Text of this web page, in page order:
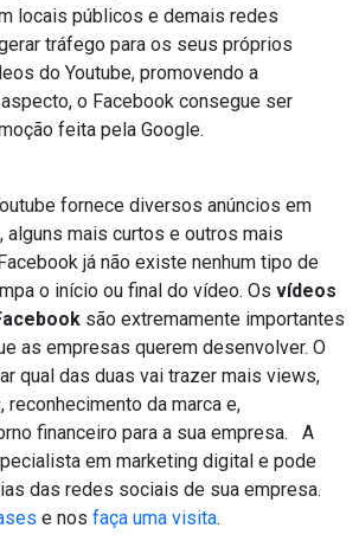
locais públicos e demais redes
tráfego para os seus próprios
do Youtube, promovendo a
o Facebook consegue ser
feita pela Google.
fornece diversos anúncios em
alguns mais curtos e outros mais
já não existe nenhum tipo de
o início ou final do vídeo. Os vídeos
são extremamente importantes
as empresas querem desenvolver. O
qual das duas vai trazer mais views,
reconhecimento da marca e,
financeiro para a sua empresa. A
em marketing digital e pode
das redes sociais de sua empresa.
e nos faça uma visita.